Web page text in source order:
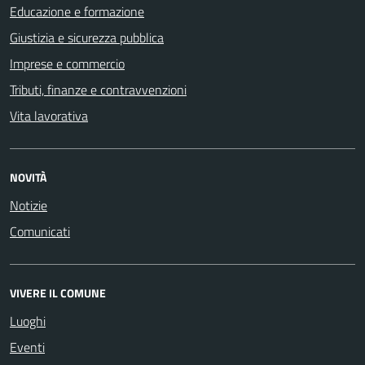
Educazione e formazione
Giustizia e sicurezza pubblica
Imprese e commercio
Tributi, finanze e contravvenzioni
Vita lavorativa
NOVITÀ
Notizie
Comunicati
VIVERE IL COMUNE
Luoghi
Eventi